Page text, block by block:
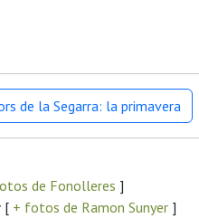
de la Segarra: la primavera
de Fonolleres ]
[ + fotos de Ramon Sunyer ]